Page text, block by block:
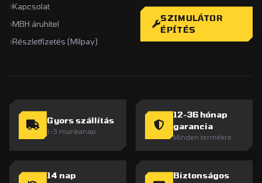
Kapcsolat
MBH áruhitel
Részletfizetés (Milpay)
SZIMULÁTOR
ÉPÍTÉS
Gyors szállítás
1-3 munkanap
12-36 hónap
garancia
Minden termékre
14 nap
Biztonságos